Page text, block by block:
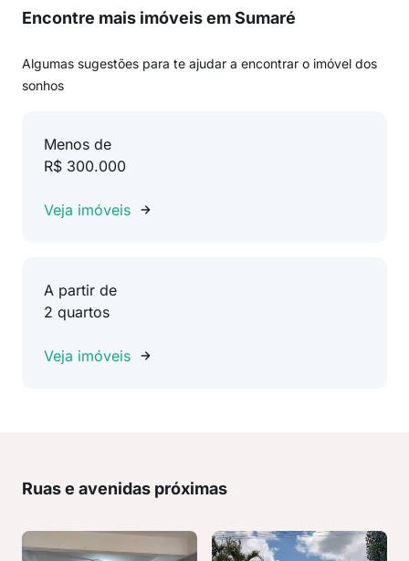
Encontre mais imóveis em Sumaré
Algumas sugestões para te ajudar a encontrar o imóvel dos
sonhos
Menos de
R$ 300.000
Veja imóveis
A partir de
2 quartos
Veja imóveis
Ruas e avenidas próximas